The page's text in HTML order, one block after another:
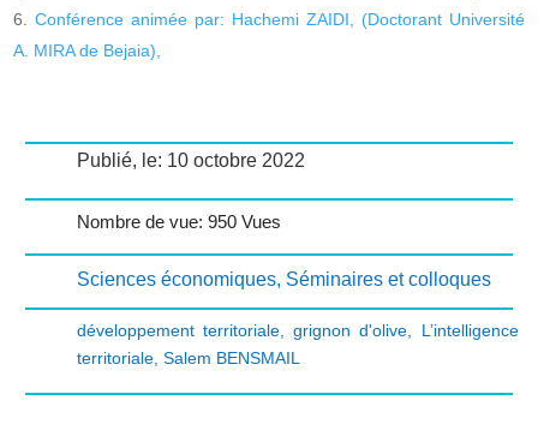
Conférence animée par: Hachemi ZAIDI, (Doctorant Université
A. MIRA de Bejaia),
Publié, le: 10 octobre 2022
Nombre de vue: 950 Vues
Sciences économiques, Séminaires et colloques
développement territoriale, grignon d'olive
L’intelligence
territoriale, Salem BENSMAIL